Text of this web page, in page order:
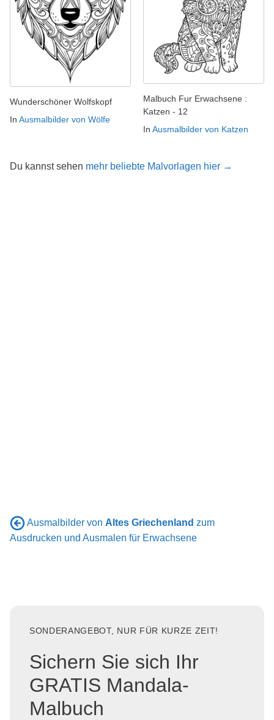
Wunderschöner Wolfskopf
In Ausmalbilder von Wölfe
Malbuch Fur Erwachsene :
Katzen - 12
In Ausmalbilder von Katzen
Du kannst sehen mehr beliebte Malvorlagen hier →
Ausmalbilder von Altes Griechenland zum
Ausdrucken und Ausmalen für Erwachsene
SONDERANGEBOT, NUR FÜR KURZE ZEIT!
Sichern Sie sich Ihr
GRATIS Mandala-
Malbuch